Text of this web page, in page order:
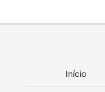
Início